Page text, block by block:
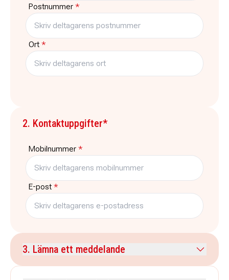
Postnummer *
Ort *
2. Kontaktuppgifter*
Mobilnummer *
E-post *
3. Lämna ett meddelande